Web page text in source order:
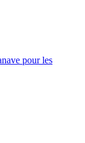
pour les